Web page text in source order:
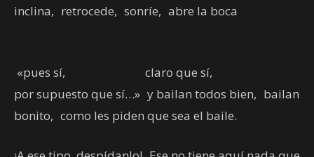
inclina, retrocede, sonríe, abre la boca
«pues sí, claro que sí,
por supuesto que sí…» y bailan todos bien, bailan
bonito, como les piden que sea el baile.